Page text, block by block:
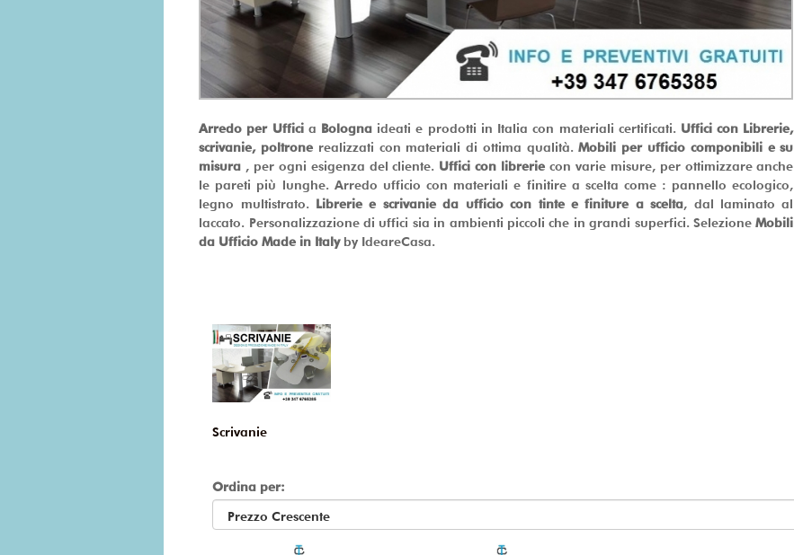
Arredo per Uffici a Bologna ideati e prodotti in Italia con materiali certificati. Uffici con Librerie,
scrivanie, poltrone realizzati con materiali di ottima qualità. Mobili per ufficio componibili e su
misura , per ogni esigenza del cliente. Uffici con librerie con varie misure, per ottimizzare anche
le pareti più lunghe. Arredo ufficio con materiali e finitire a scelta come : pannello ecologico,
legno multistrato. Librerie e scrivanie da ufficio con tinte e finiture a scelta , dal laminato al
laccato. Personalizzazione di uffici sia in ambienti piccoli che in grandi superfici. Selezione Mobili
da Ufficio Made in Italyby IdeareCasa.
Scrivanie
Ordina per: